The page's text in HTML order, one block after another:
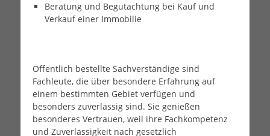
Beratung und Begutachtung bei Kauf und
Verkauf einer Immobilie
Öffentlich bestellte Sachverständige sind
Fachleute, die über besondere Erfahrung auf
einem bestimmten Gebiet verfügen und
besonders zuverlässig sind. Sie genießen
besonderes Vertrauen, weil ihre Fachkompetenz
und Zuverlässigkeit nach gesetzlich